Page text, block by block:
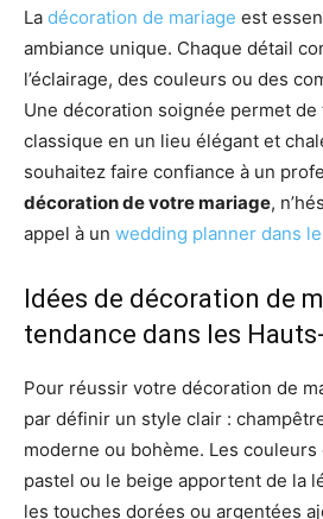
La décoration de mariage est
ambiance unique. Chaque détail
l’éclairage, des couleurs ou des
Une décoration soignée permet
classique en un lieu élégant et
souhaitez faire confiance à un
décoration de votre mariage,
appel à un wedding planner dans
Idées de décoration de
tendance dans les
Pour réussir votre décoration de
par définir un style clair :
moderne ou bohème. Les
pastel ou le beige apportent de la
les touches dorées ou argentées